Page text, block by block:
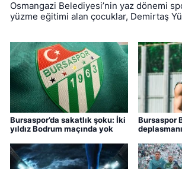
Osmangazi Belediyesi’nin yaz dönemi
yüzme eğitimi alan çocuklar, Demirtaş
Bursaspor’da sakatlık şoku: İki
yıldız Bodrum maçında yok
Bursaspor